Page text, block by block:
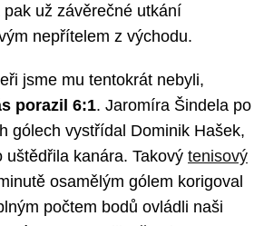
pak už závěrečné utkání
nepřítelem z východu.
jsme mu tentokrát nebyli,
porazil 6:1. Jaromíra Šindela po
gólech vystřídal Dominik Hašek,
uštědřila kanára. Takový tenisový
osamělým gólem korigoval
počtem bodů ovládli naši